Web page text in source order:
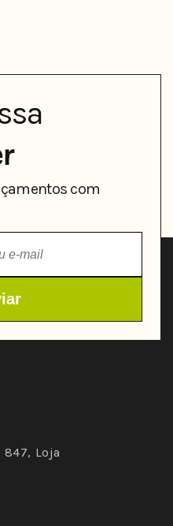
com
847, Loja